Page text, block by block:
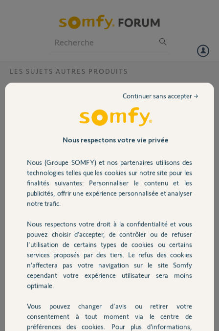
Volet
Sécurité
Domotique
Chauffage
Autres produits
Devis avec un pro
LES SUJETS AUTRES PRODUITS
Reprogrammation tlc SITUO 1 RTS
Suite à la panne de mon ancienne télécommande TELIS 1 RTS, je
cherche la procédure à suivre pour programmer la tlc SITUO 1 RTS sur
V C.
il y a plus d'un an
Participer au fil de discussion
Réponses
Suivez le tuto
Nous respectons votre vie privée
Nous (Groupe SOMFY) et nos partenaires utilisons des
technologies telles que les cookies sur notre site pour les
finalités suivantes: Personnaliser le contenu et les
publicités, offrir une expérience personnalisée et analyser
notre trafic.
Nous respectons votre droit à la confidentialité et vous
pouvez choisir d’accepter, de contrôler ou de refuser
l'utilisation de certains types de cookies ou certains
services proposés par des tiers. Le refus des cookies
n’affectera pas votre navigation sur le site Somfy
cependant votre expérience utilisateur sera moins
optimale.
Vous pouvez changer d'avis ou retirer votre
consentement à tout moment via le centre de
préférences des cookies. Pour plus d’informations,
Continuer sans accepter →